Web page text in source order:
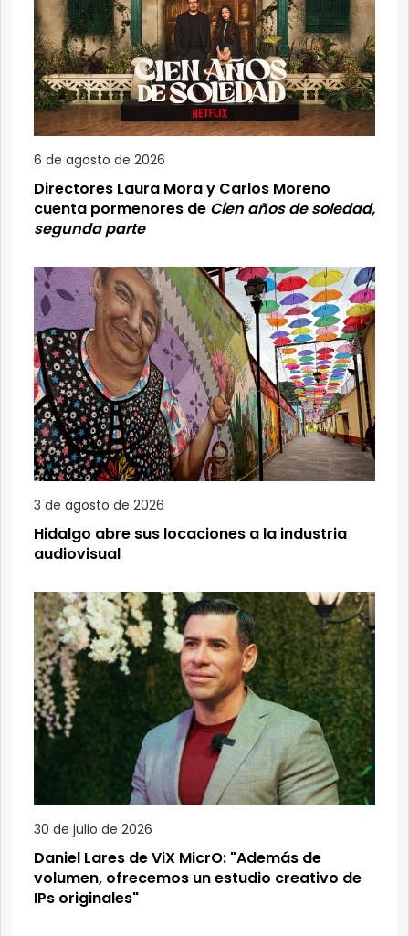
6 de agosto de 2026
Directores Laura Mora y Carlos Moreno
cuenta pormenores de Cien años de soledad,
segunda parte
3 de agosto de 2026
Hidalgo abre sus locaciones a la industria
audiovisual
30 de julio de 2026
Daniel Lares de ViX MicrO: "Además de
volumen, ofrecemos un estudio creativo de
IPs originales"